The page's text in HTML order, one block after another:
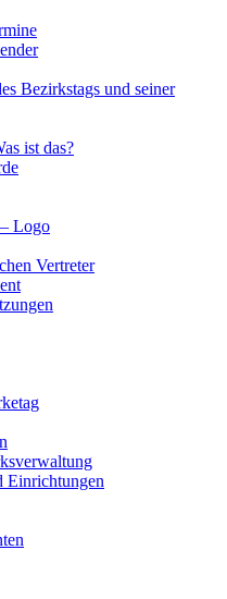
Bezirkstags und seiner
ist das?
Logo
Vertreter
Einrichtungen